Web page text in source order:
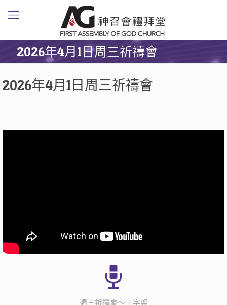
2026年4月1日周三祈禱會
2026年4月1日周三祈禱會
週三祈禱會～十字架